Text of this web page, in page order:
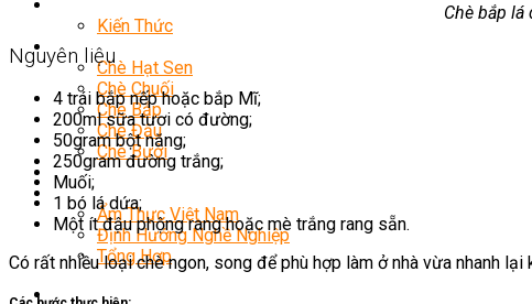
Kiến Thức
Học Nấu Chè
Chè Hạt Sen
Chè Chuối
Chè Bắp
Chè Đậu
Chè Bưởi
Món Ngon Mỗi Ngày
Tin Tức
Ẩm Thực Việt Nam
Định Hướng Nghề Nghiệp
Tổng Hợp
Chè bắp
Nguyên liệu
4 trái bắp nếp hoặc bắp Mĩ;
200ml sữa tươi có đường;
50gram bột năng;
250gram đường trắng;
Muối;
1 bó lá dứa;
Một ít đậu phộng rang hoặc mè trắng rang sẵn.
Có rất nhiều loại chè ngon, song để phù hợp làm ở nhà vừa nhanh